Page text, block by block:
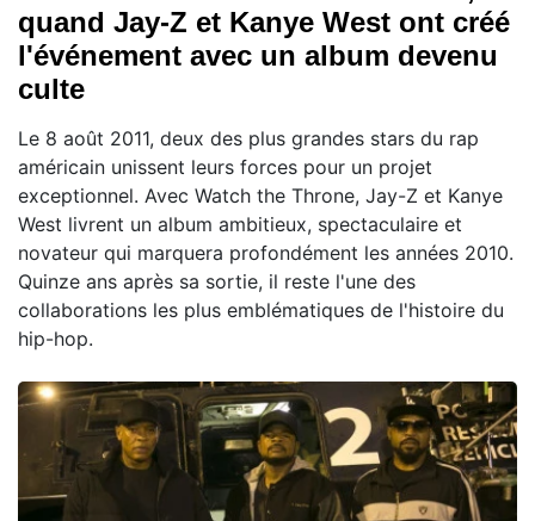
quand Jay-Z et Kanye West ont créé
l'événement avec un album devenu
culte
Le 8 août 2011, deux des plus grandes stars du rap
américain unissent leurs forces pour un projet
exceptionnel. Avec Watch the Throne, Jay-Z et Kanye
West livrent un album ambitieux, spectaculaire et
novateur qui marquera profondément les années 2010.
Quinze ans après sa sortie, il reste l'une des
collaborations les plus emblématiques de l'histoire du
hip-hop.